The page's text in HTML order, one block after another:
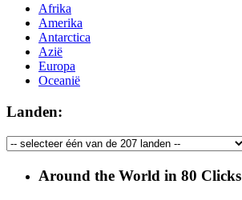
Afrika
Amerika
Antarctica
Azië
Europa
Oceanië
Landen:
Around the World in 80 Clicks